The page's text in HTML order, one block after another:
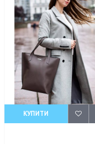
КУПИТИ